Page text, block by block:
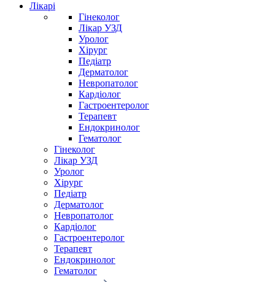
Лікарі
Гінеколог
Лікар УЗД
Уролог
Хірург
Педіатр
Дерматолог
Невропатолог
Кардіолог
Гастроентеролог
Терапевт
Ендокринолог
Гематолог
Гінеколог
Лікар УЗД
Уролог
Хірург
Педіатр
Дерматолог
Невропатолог
Кардіолог
Гастроентеролог
Терапевт
Ендокринолог
Гематолог